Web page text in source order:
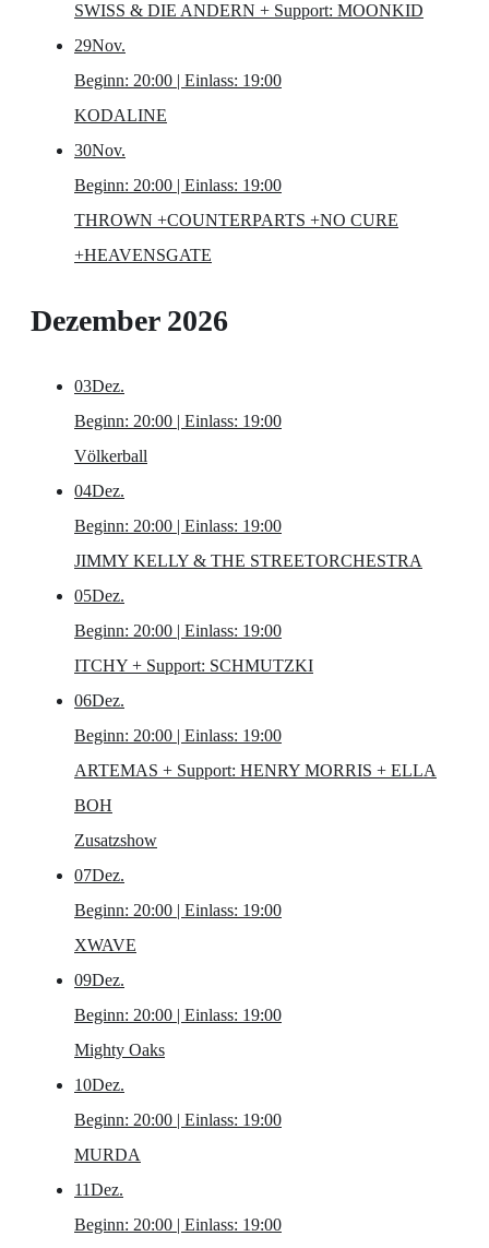
SWISS & DIE ANDERN + Support: MOONKID
29Nov.
Beginn: 20:00 | Einlass: 19:00
KODALINE
30Nov.
Beginn: 20:00 | Einlass: 19:00
THROWN +COUNTERPARTS +NO CURE
+HEAVENSGATE
Dezember 2026
03Dez.
Beginn: 20:00 | Einlass: 19:00
Völkerball
04Dez.
Beginn: 20:00 | Einlass: 19:00
JIMMY KELLY & THE STREETORCHESTRA
05Dez.
Beginn: 20:00 | Einlass: 19:00
ITCHY + Support: SCHMUTZKI
06Dez.
Beginn: 20:00 | Einlass: 19:00
ARTEMAS + Support: HENRY MORRIS + ELLA
BOH
Zusatzshow
07Dez.
Beginn: 20:00 | Einlass: 19:00
XWAVE
09Dez.
Beginn: 20:00 | Einlass: 19:00
Mighty Oaks
10Dez.
Beginn: 20:00 | Einlass: 19:00
MURDA
11Dez.
Beginn: 20:00 | Einlass: 19:00